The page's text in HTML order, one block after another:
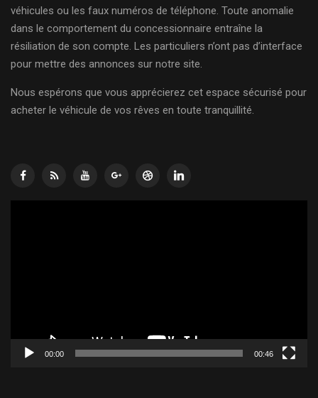
véhicules ou les faux numéros de téléphone. Toute anomalie
dans le comportement du concessionnaire entraîne la
résiliation de son compte. Les particuliers n’ont pas d’interface
pour mettre des annonces sur notre site.
Nous espérons que vous apprécierez cet espace sécurisé pour
acheter le véhicule de vos rêves en toute tranquillité.
00:00 00:46